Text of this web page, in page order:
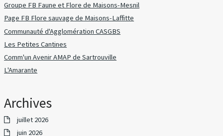
Groupe FB Faune et Flore de Maisons-Mesnil
Page FB Flore sauvage de Maisons-Laffitte
Communauté d'Agglomération CASGBS
Les Petites Cantines
Comm'un Avenir AMAP de Sartrouville
L'Amarante
Archives
juillet 2026
juin 2026